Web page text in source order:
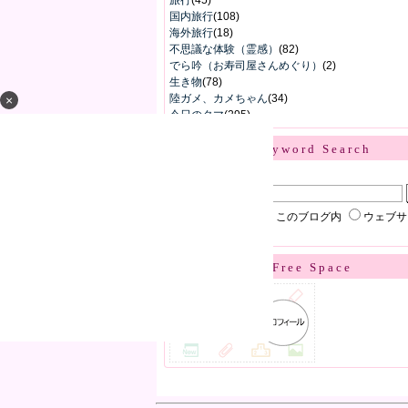
×
国内旅行(108)
海外旅行(18)
不思議な体験（霊感） (82)
でら吟（お寿司屋さんめぐり） (2)
生き物(78)
陸ガメ、カメちゃん(34)
今日のタマ(295)
Keyword Search
このブログ内 ウェブ
Free Space